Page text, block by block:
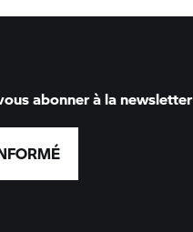
abonner à la newsletter